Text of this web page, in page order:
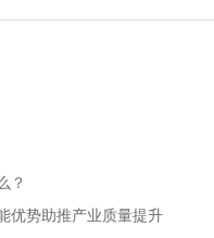
？
优势助推产业质量提升